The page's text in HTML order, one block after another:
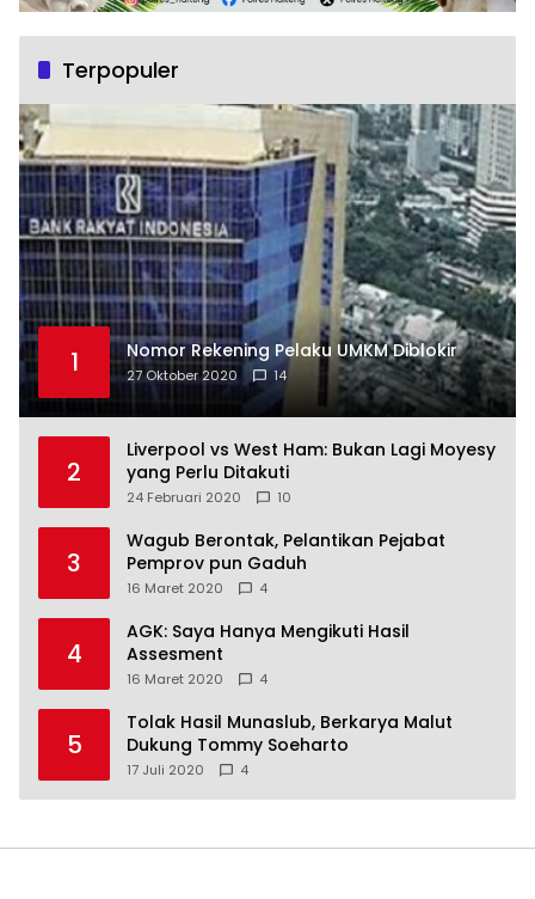
Terpopuler
1 Nomor Rekening Pelaku UMKM Diblokir
27 Oktober 2020 14
2
Liverpool vs West Ham: Bukan Lagi Moyesy
yang Perlu Ditakuti
24 Februari 2020 10
3
Wagub Berontak, Pelantikan Pejabat
Pemprov pun Gaduh
16 Maret 2020 4
4
AGK: Saya Hanya Mengikuti Hasil
Assesment
16 Maret 2020 4
5
Tolak Hasil Munaslub, Berkarya Malut
Dukung Tommy Soeharto
17 Juli 2020 4